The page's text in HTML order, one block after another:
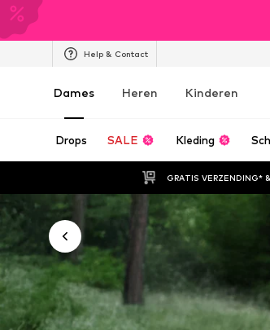
Help & Contact
Dames Heren Kinderen
Drops SALE Kleding
GRATIS VERZENDING*